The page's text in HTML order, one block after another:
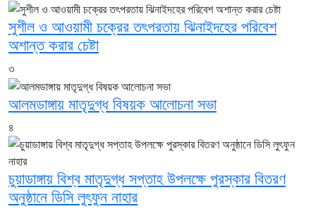
সুশীল ও আওয়ামী চক্রের তৎপরতায় ঝিনাইদহের পরিবেশ
অশান্ত করার চেষ্টা
৩
আলমডাঙ্গায় মাতৃদুগ্ধ বিষয়ক আলোচনা সভা
৪
চুয়াডাঙ্গায় বিশ্ব মাতৃদুগ্ধ সপ্তাহ উপলক্ষে পুরস্কার বিতরণ
অনুষ্ঠানে ডিসি লুৎফুন নাহার